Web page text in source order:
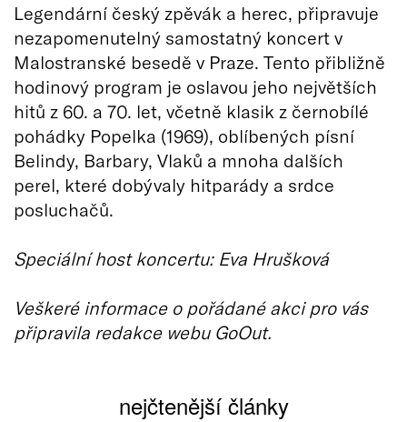
Legendární český zpěvák a herec, připravuje
nezapomenutelný samostatný koncert v
Malostranské besedě v Praze. Tento přibližně
hodinový program je oslavou jeho největších
hitů z 60. a 70. let, včetně klasik z černobílé
pohádky Popelka (1969), oblíbených písní
Belindy, Barbary, Vlaků a mnoha dalších
perel, které dobývaly hitparády a srdce
posluchačů.
Speciální host koncertu: Eva Hrušková
Veškeré informace o pořádané akci pro vás
připravila redakce webu GoOut.
nejčtenější články